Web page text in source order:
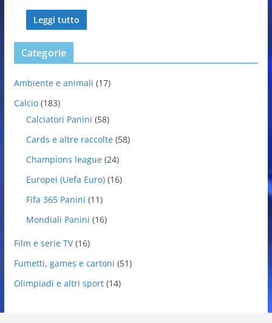
Leggi tutto
Categorie
Ambiente e animali (17)
Calcio(183)
Calciatori Panini (58)
Cards e altre raccolte(58)
Champions league(24)
Europei (Uefa Euro)(16)
Fifa 365 Panini (11)
Mondiali Panini (16)
Film e serie TV(16)
Fumetti, games e cartoni (51)
Olimpiadi e altri sport(14)